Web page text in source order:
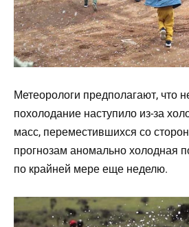
Метеорологи предполагают, что
похолодание наступило из-за
масс, переместившихся со
прогнозам аномально холодная
по крайней мере еще неделю.